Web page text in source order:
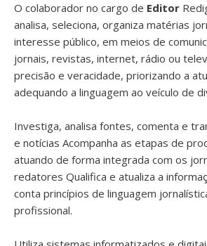
O colaborador no cargo de Editor
analisa, seleciona, organiza matérias
interesse público, em meios de
jornais, revistas, internet, rádio ou
precisão e veracidade, priorizando a
adequando a linguagem ao veículo de
Investiga, analisa fontes, comenta e
e notícias Acompanha as etapas de
atuando de forma integrada com os
redatores Qualifica e atualiza a
conta princípios de linguagem
profissional.